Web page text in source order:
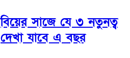
বিয়ের সাজে যে ৩ নতুনত্ব
দেখা যাবে এ বছর